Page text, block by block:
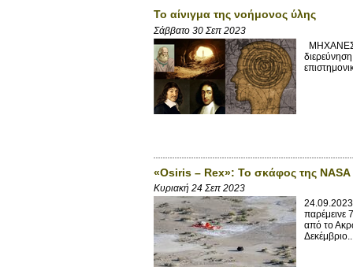
Το αίνιγμα της νοήμονος ύλης
Σάββατο 30 Σεπ 2023
ΜΗΧΑΝΕΣ
«Osiris – Rex»: Το σκάφος της NASA
Κυριακή 24 Σεπ 2023
24.09.2023
παρέμεινε
από το